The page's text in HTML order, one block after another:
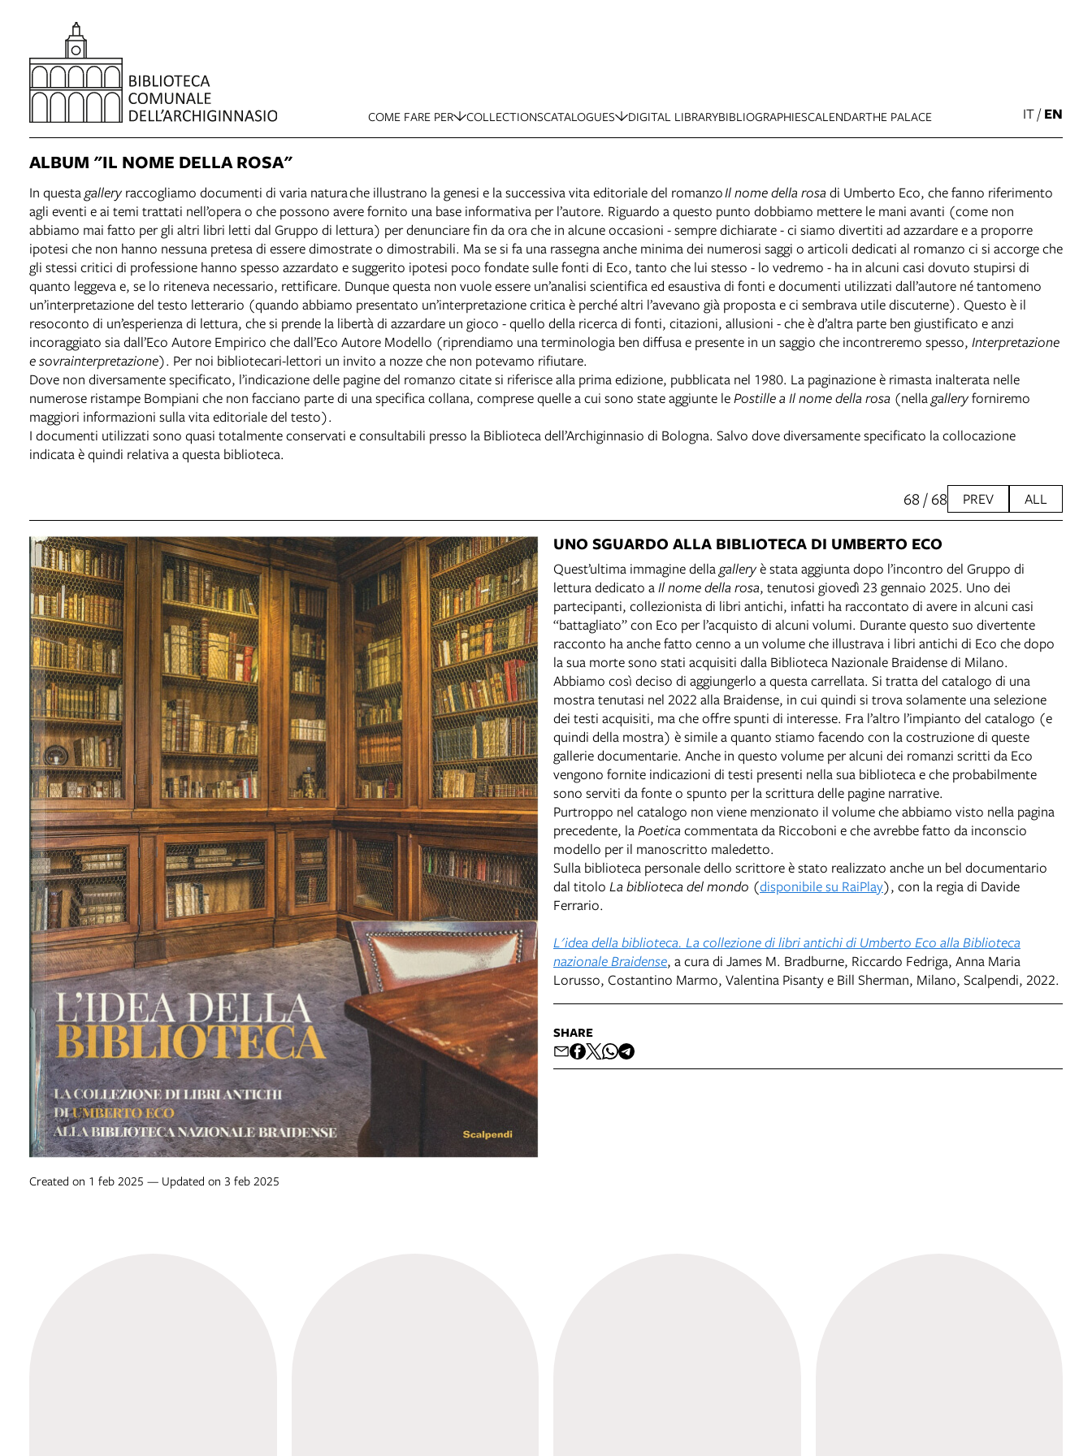
COME FARE PER COLLECTIONSCATALOGUES DIGITAL LIBRARYBIBLIOGRAPHIESCALENDARTHE PALACE IT/EN
ALBUM "IL NOME DELLA ROSA"
In questagallery raccogliamo documenti di varia natura che illustrano la genesi e la successiva vita editoriale del romanzoIl nome della rosa di Umberto Eco, che fanno riferimento
agli eventi e ai temi trattati nell’opera o che possono avere fornito una base informativa per l’autore. Riguardo a questo punto dobbiamo mettere le mani avanti (come non
abbiamo mai fatto per gli altri libri letti dal Gruppo di lettura) per denunciare fin da ora che in alcune occasioni - sempre dichiarate - ci siamo divertiti ad azzardare e a proporre
ipotesi che non hanno nessuna pretesa di essere dimostrate o dimostrabili. Ma se si fa una rassegna anche minima dei numerosi saggi o articoli dedicati al romanzo ci si accorge che
gli stessi critici di professione hanno spesso azzardato e suggerito ipotesi poco fondate sulle fonti di Eco, tanto che lui stesso - lo vedremo - ha in alcuni casi dovuto stupirsi di
quanto leggeva e, se lo riteneva necessario, rettificare. Dunque questa non vuole essere un’analisi scientifica ed esaustiva di fonti e documenti utilizzati dall’autore né tantomeno
un’interpretazione del testo letterario (quando abbiamo presentato un’interpretazione critica è perché altri l’avevano già proposta e ci sembrava utile discuterne). Questo è il
resoconto di un’esperienza di lettura, che si prende la libertà di azzardare un gioco - quello della ricerca di fonti, citazioni, allusioni - che è d’altra parte ben giustificato e anzi
incoraggiato sia dall’Eco Autore Empirico che dall’Eco Autore Modello (riprendiamo una terminologia ben diffusa e presente in un saggio che incontreremo spesso, Interpretazione
e sovrainterpretazione). Per noi bibliotecari-lettori un invito a nozze che non potevamo rifiutare.
Dove non diversamente specificato, l’indicazione delle pagine del romanzo citate si riferisce alla prima edizione, pubblicata nel 1980. La paginazione è rimasta inalterata nelle
numerose ristampe Bompiani che non facciano parte di una specifica collana, comprese quelle a cui sono state aggiunte lePostille a Il nome della rosa (nellagalleryforniremo
maggiori informazioni sulla vita editoriale del testo).
I documenti utilizzati sono quasi totalmente conservati e consultabili presso la Biblioteca dell’Archiginnasio di Bologna. Salvo dove diversamente specificato la collocazione
indicata è quindi relativa a questa biblioteca.
68 / 68 PREV ALL
Created on 1 feb 2025 — Updated on 3 feb 2025
UNO SGUARDO ALLA BIBLIOTECA DI UMBERTO ECO
Quest’ultima immagine dellagalleryè stata aggiunta dopo l’incontro del Gruppo di
lettura dedicato aIl nome della rosa, tenutosi giovedì 23 gennaio 2025. Uno dei
partecipanti, collezionista di libri antichi, infatti ha raccontato di avere in alcuni casi
“battagliato” con Eco per l’acquisto di alcuni volumi. Durante questo suo divertente
racconto ha anche fatto cenno a un volume che illustrava i libri antichi di Eco che dopo
la sua morte sono stati acquisiti dalla Biblioteca Nazionale Braidense di Milano.
Abbiamo così deciso di aggiungerlo a questa carrellata. Si tratta del catalogo di una
mostra tenutasi nel 2022 alla Braidense, in cui quindi si trova solamente una selezione
dei testi acquisiti, ma che offre spunti di interesse. Fra l’altro l’impianto del catalogo (e
quindi della mostra) è simile a quanto stiamo facendo con la costruzione di queste
gallerie documentarie. Anche in questo volume per alcuni dei romanzi scritti da Eco
vengono fornite indicazioni di testi presenti nella sua biblioteca e che probabilmente
sono serviti da fonte o spunto per la scrittura delle pagine narrative.
Purtroppo nel catalogo non viene menzionato il volume che abbiamo visto nella pagina
precedente, laPoetica commentata da Riccoboni e che avrebbe fatto da inconscio
modello per il manoscritto maledetto.
Sulla biblioteca personale dello scrittore è stato realizzato anche un bel documentario
dal titolo La biblioteca del mondo (disponibile su RaiPlay), con la regia di Davide
Ferrario.
L'idea della biblioteca. La collezione di libri antichi di Umberto Eco alla Biblioteca
nazionale Braidense, a cura di James M. Bradburne, Riccardo Fedriga, Anna Maria
Lorusso, Costantino Marmo, Valentina Pisanty e Bill Sherman, Milano, Scalpendi, 2022.
SHARE